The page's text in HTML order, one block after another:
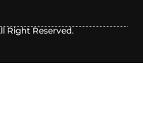
Right Reserved.